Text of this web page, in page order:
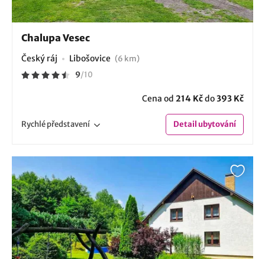
Chalupa Vesec
Český ráj Libošovice (6 km)
9/10
Cena od 214 Kčdo393 Kč
Rychlépředstavení Detailubytování